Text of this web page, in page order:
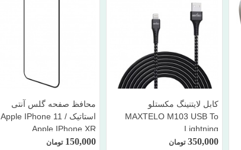
کابل لایتنینگ مکستلو
MAXTELO M103 USB To
Lightning
350,000 تومان
محافظ صفحه گلس آنتی
استاتیک Apple IPhone 11 /
Apple IPhone XR
150,000 تومان